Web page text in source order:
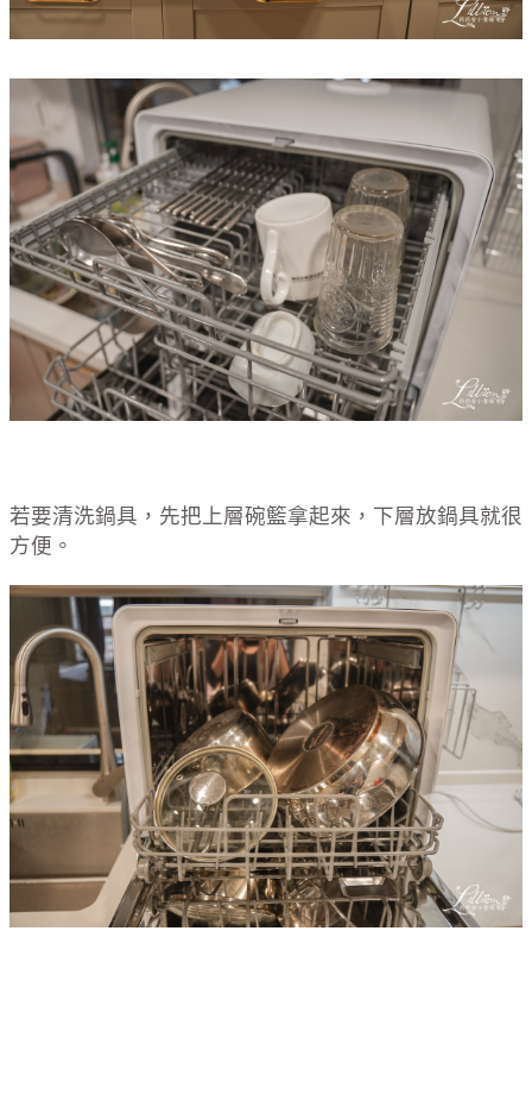
若要清洗鍋具，先把上層碗籃拿起來，下層放鍋具就很
方便。